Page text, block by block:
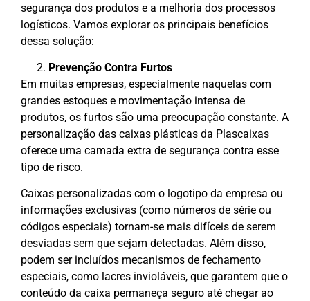
segurança dos produtos e a melhoria dos processos
logísticos. Vamos explorar os principais benefícios
dessa solução:
Prevenção Contra Furtos
Em muitas empresas, especialmente naquelas com
grandes estoques e movimentação intensa de
produtos, os furtos são uma preocupação constante. A
personalização das caixas plásticas da Plascaixas
oferece uma camada extra de segurança contra esse
tipo de risco.
Caixas personalizadas com o logotipo da empresa ou
informações exclusivas (como números de série ou
códigos especiais) tornam-se mais difíceis de serem
desviadas sem que sejam detectadas. Além disso,
podem ser incluídos mecanismos de fechamento
especiais, como lacres invioláveis, que garantem que o
conteúdo da caixa permaneça seguro até chegar ao